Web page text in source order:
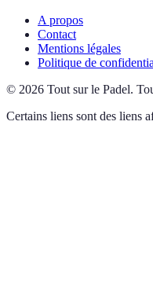
A propos
Contact
Mentions légales
Politique de
© 2026 Tout sur le Padel.
Certains liens sont des liens